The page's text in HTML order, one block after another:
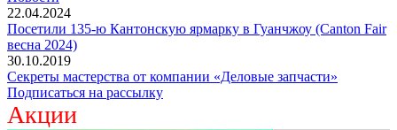
22.04.2024
Посетили 135-ю Кантонскую ярмарку в Гуанчжоу (Canton Fair
весна 2024)
30.10.2019
Секреты мастерства от компании «Деловые запчасти»
Подписаться на рассылку
Акции